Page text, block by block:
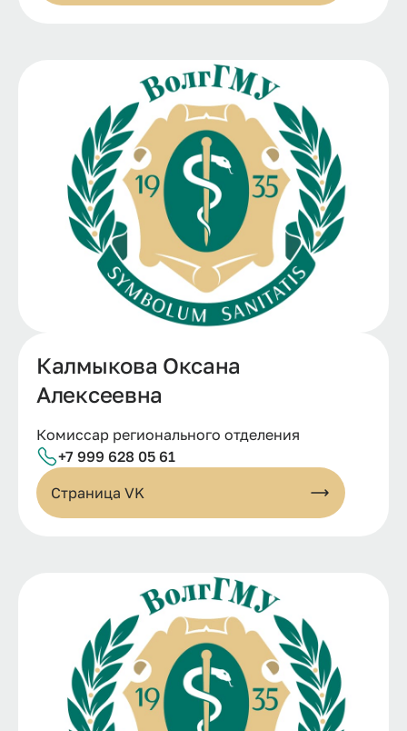
Калмыкова Оксана
Алексеевна
Комиссар регионального отделения
+7 999 628 05 61
Страница VK